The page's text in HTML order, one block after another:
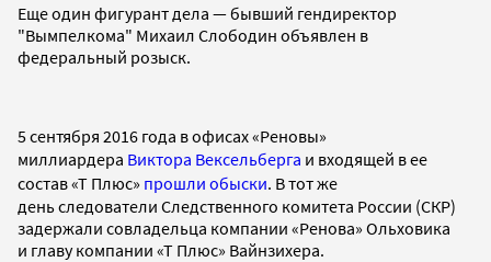
Еще один фигурант дела — бывший гендиректор
"Вымпелкома" Михаил Слободин объявлен в
федеральный розыск.
5 сентября 2016 года в офисах «Реновы»
миллиардера Виктора Вексельберга и входящей в ее
состав «Т Плюс» прошли обыски. В тот же
день следователи Следственного комитета России (СКР)
задержали совладельца компании «Ренова» Ольховика
и главу компании «Т Плюс» Вайнзихера.